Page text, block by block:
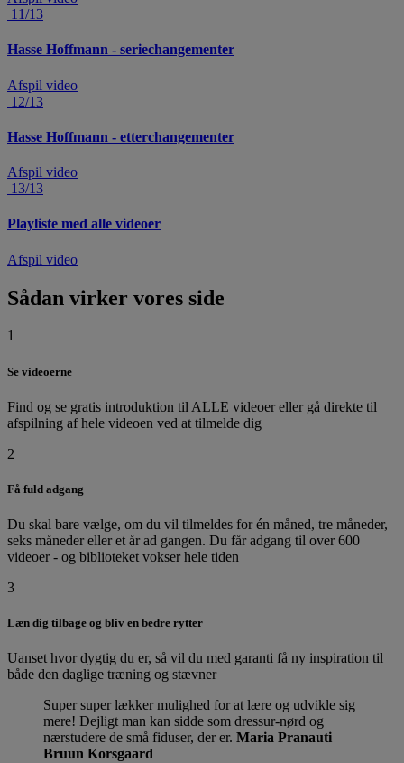
11/13
Hasse Hoffmann - seriechangementer
Afspil video
12/13
Hasse Hoffmann - etterchangementer
Afspil video
13/13
Playliste med alle videoer
Afspil video
Sådan virker vores side
1
Se videoerne
Find og se gratis introduktion til ALLE videoer eller gå direkte til
afspilning af hele videoen ved at tilmelde dig
2
Få fuld adgang
Du skal bare vælge, om du vil tilmeldes for én måned, tre måneder,
seks måneder eller et år ad gangen. Du får adgang til over 600
videoer - og biblioteket vokser hele tiden
3
Læn dig tilbage og bliv en bedre rytter
Uanset hvor dygtig du er, så vil du med garanti få ny inspiration til
både den daglige træning og stævner
Super super lækker mulighed for at lære og udvikle sig
mere! Dejligt man kan sidde som dressur-nørd og
nærstudere de små fiduser, der er. Maria Pranauti
Bruun Korsgaard